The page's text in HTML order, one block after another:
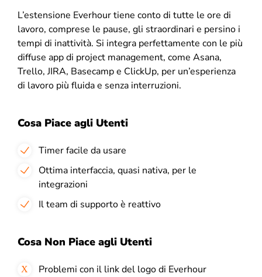
L’estensione Everhour tiene conto di tutte le ore di
lavoro, comprese le pause, gli straordinari e persino i
tempi di inattività. Si integra perfettamente con le più
diffuse app di project management, come Asana,
Trello, JIRA, Basecamp e ClickUp, per un’esperienza
di lavoro più fluida e senza interruzioni.
Cosa Piace agli Utenti
Timer facile da usare
Ottima interfaccia, quasi nativa, per le
integrazioni
Il team di supporto è reattivo
Cosa Non Piace agli Utenti
Problemi con il link del logo di Everhour